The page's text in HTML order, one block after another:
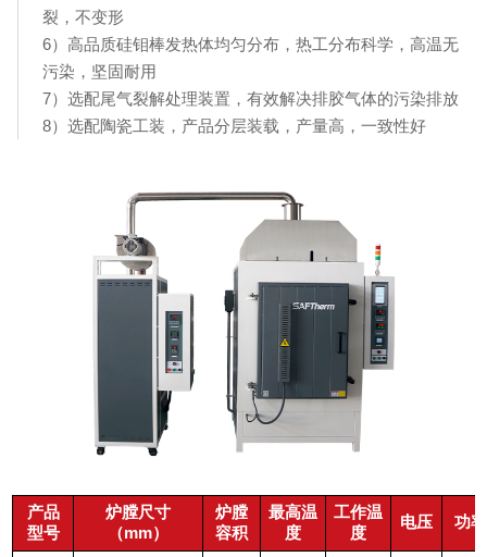
裂，不变形
6）高品质硅钼棒发热体均匀分布，热工分布科学，高温无
污染，坚固耐用
7）选配尾气裂解处理装置，有效解决排胶气体的污染排放
8）选配陶瓷工装，产品分层装载，产量高，一致性好
产品
型号
炉膛尺寸
（mm）
炉膛
容积
最高温
度
工作温
度
电压 功率